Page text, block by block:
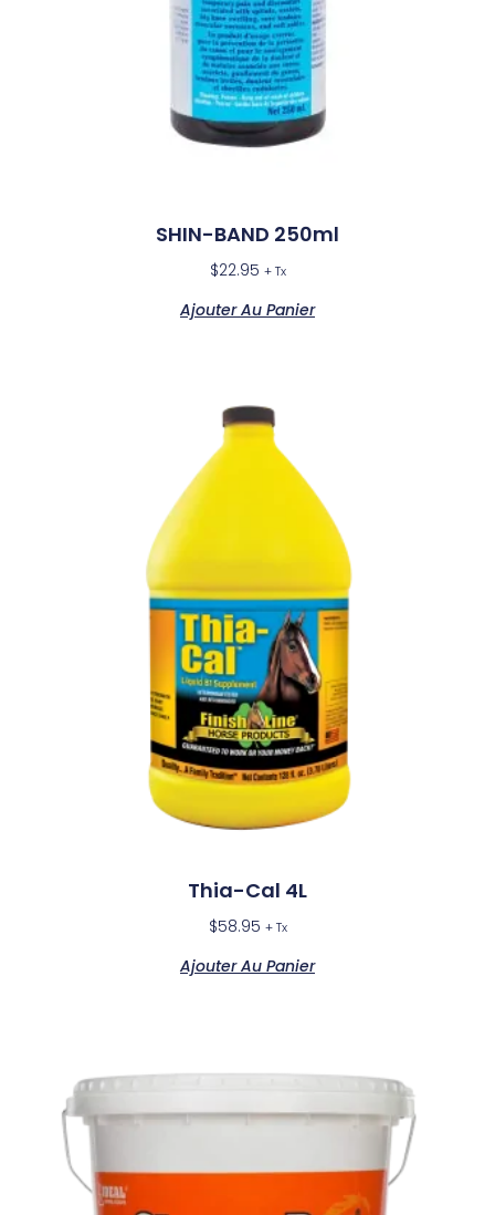
SHIN-BAND 250ml
$22.95 + Tx
Ajouter Au Panier
Thia-Cal 4L
$58.95 + Tx
Ajouter Au Panier